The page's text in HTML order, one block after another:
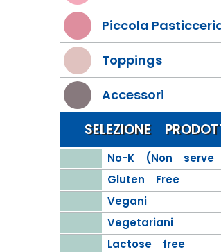
Piccola
Toppings
Accessori
SELEZIONE
No-K (Non
Gluten Free
Vegani
Vegetariani
Lactose free